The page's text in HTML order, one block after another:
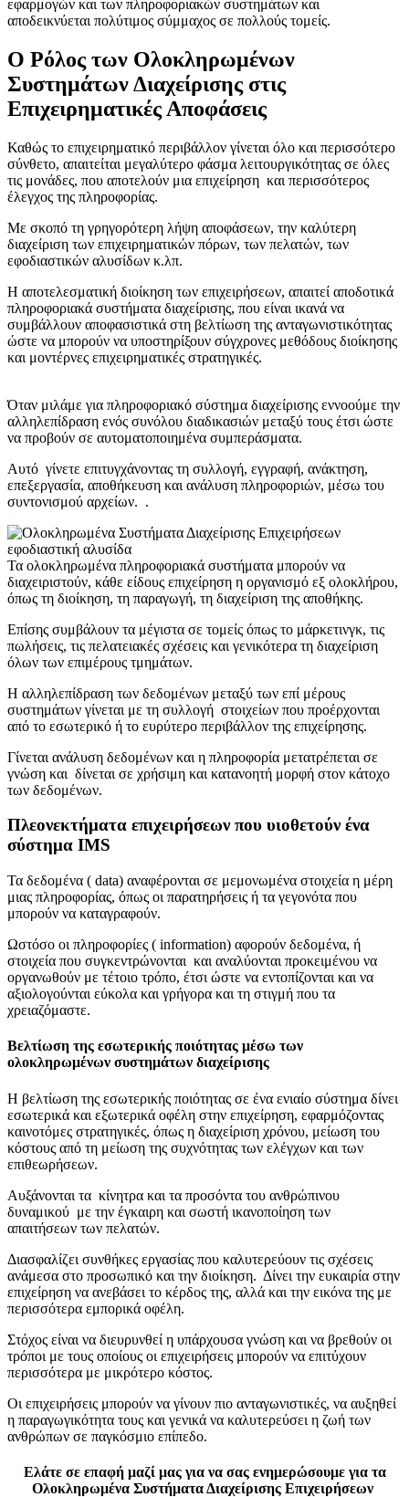
εφαρμογών και των πληροφοριακών συστημάτων και
αποδεικνύεται πολύτιμος σύμμαχος σε πολλούς τομείς.
Ο Ρόλος των Ολοκληρωμένων
Συστημάτων Διαχείρισης στις
Επιχειρηματικές Αποφάσεις
Καθώς το επιχειρηματικό περιβάλλον γίνεται όλο και περισσότερο
σύνθετο, απαιτείται μεγαλύτερο φάσμα λειτουργικότητας σε όλες
τις μονάδες, που αποτελούν μια επιχείρηση και περισσότερος
έλεγχος της πληροφορίας.
Με σκοπό τη γρηγορότερη λήψη αποφάσεων, την καλύτερη
διαχείριση των επιχειρηματικών πόρων, των πελατών, των
εφοδιαστικών αλυσίδων κ.λπ.
Η αποτελεσματική διοίκηση των επιχειρήσεων, απαιτεί αποδοτικά
πληροφοριακά συστήματα διαχείρισης, που είναι ικανά να
συμβάλλουν αποφασιστικά στη βελτίωση της ανταγωνιστικότητας
ώστε να μπορούν να υποστηρίξουν σύγχρονες μεθόδους διοίκησης
και μοντέρνες επιχειρηματικές στρατηγικές.
Όταν μιλάμε για πληροφοριακό σύστημα διαχείρισης εννοούμε την
αλληλεπίδραση ενός συνόλου διαδικασιών μεταξύ τους έτσι ώστε
να προβούν σε αυτοματοποιημένα συμπεράσματα.
Αυτό γίνετε επιτυγχάνοντας τη συλλογή, εγγραφή, ανάκτηση,
επεξεργασία, αποθήκευση και ανάλυση πληροφοριών, μέσω του
συντονισμού αρχείων. .
Τα ολοκληρωμένα πληροφοριακά συστήματα μπορούν να
διαχειριστούν, κάθε είδους επιχείρηση η οργανισμό εξ ολοκλήρου,
όπως τη διοίκηση, τη παραγωγή, τη διαχείριση της αποθήκης.
Επίσης συμβάλουν τα μέγιστα σε τομείς όπως το μάρκετινγκ, τις
πωλήσεις, τις πελατειακές σχέσεις και γενικότερα τη διαχείριση
όλων των επιμέρους τμημάτων.
Η αλληλεπίδραση των δεδομένων μεταξύ των επί μέρους
συστημάτων γίνεται με τη συλλογή στοιχείων που προέρχονται
από το εσωτερικό ή το ευρύτερο περιβάλλον της επιχείρησης.
Γίνεται ανάλυση δεδομένων και η πληροφορία μετατρέπεται σε
γνώση και δίνεται σε χρήσιμη και κατανοητή μορφή στον κάτοχο
των δεδομένων.
Πλεονεκτήματα επιχειρήσεων που υιοθετούν ένα
σύστημα IMS
Τα δεδομένα ( data) αναφέρονται σε μεμονωμένα στοιχεία η μέρη
μιας πληροφορίας, όπως οι παρατηρήσεις ή τα γεγονότα που
μπορούν να καταγραφούν.
Ωστόσο οι πληροφορίες ( information) αφορούν δεδομένα, ή
στοιχεία που συγκεντρώνονται και αναλύονται προκειμένου να
οργανωθούν με τέτοιο τρόπο, έτσι ώστε να εντοπίζονται και να
αξιολογούνται εύκολα και γρήγορα και τη στιγμή που τα
χρειαζόμαστε.
Βελτίωση της εσωτερικής ποιότητας μέσω των
ολοκληρωμένων συστημάτων διαχείρισης
Η βελτίωση της εσωτερικής ποιότητας σε ένα ενιαίο σύστημα δίνει
εσωτερικά και εξωτερικά οφέλη στην επιχείρηση, εφαρμόζοντας
καινοτόμες στρατηγικές, όπως η διαχείριση χρόνου, μείωση του
κόστους από τη μείωση της συχνότητας των ελέγχων και των
επιθεωρήσεων.
Αυξάνονται τα κίνητρα και τα προσόντα του ανθρώπινου
δυναμικού με την έγκαιρη και σωστή ικανοποίηση των
απαιτήσεων των πελατών.
Διασφαλίζει συνθήκες εργασίας που καλυτερεύουν τις σχέσεις
ανάμεσα στο προσωπικό και την διοίκηση. Δίνει την ευκαιρία στην
επιχείρηση να ανεβάσει το κέρδος της, αλλά και την εικόνα της με
περισσότερα εμπορικά οφέλη.
Στόχος είναι να διευρυνθεί η υπάρχουσα γνώση και να βρεθούν οι
τρόποι με τους οποίους οι επιχειρήσεις μπορούν να επιτύχουν
περισσότερα με μικρότερο κόστος.
Οι επιχειρήσεις μπορούν να γίνουν πιο ανταγωνιστικές, να αυξηθεί
η παραγωγικότητα τους και γενικά να καλυτερεύσει η ζωή των
ανθρώπων σε παγκόσμιο επίπεδο.
Ελάτε σε επαφή μαζί μας για να σας ενημερώσουμε για τα
Ολοκληρωμένα Συστήματα Διαχείρισης Επιχειρήσεων